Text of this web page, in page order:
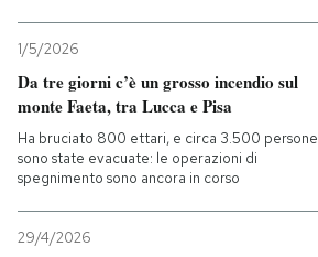
1/5/2026
Da tre giorni c’è un grosso incendio sul
monte Faeta, tra Lucca e Pisa
Ha bruciato 800 ettari, e circa 3.500 persone
sono state evacuate: le operazioni di
spegnimento sono ancora in corso
29/4/2026